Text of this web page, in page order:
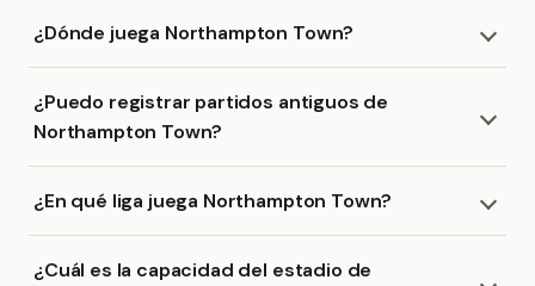
¿Dónde juega Northampton Town?
¿Puedo registrar partidos antiguos de
Northampton Town?
¿En qué liga juega Northampton Town?
¿Cuál es la capacidad del estadio de